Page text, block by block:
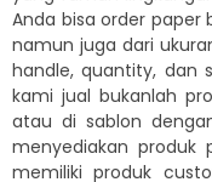
Anda bisa order
namun juga dari
handle, quantity, dan
kami jual bukanlah
atau di sablon
menyediakan produk
memiliki produk